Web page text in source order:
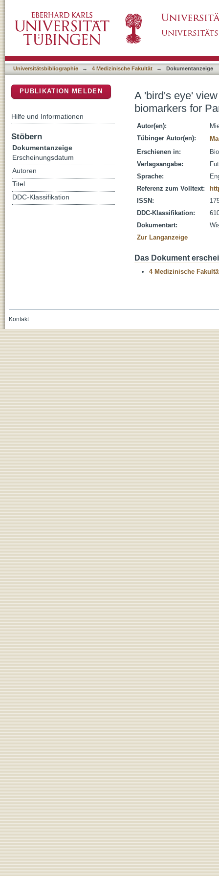
disease
Universitätsbibliographie → 4 Medizinische Fakultät → Dokumentanzeige
A 'bird's eye'
biomarkers for
Autor(en):
Tübinger Autor(en):
Erschienen in:
Verlagsangabe:
Sprache:
Referenz zum Volltext:
ISSN:
DDC-Klassifikation:
Dokumentart:
Zur Langanzeige
Das Dokument
4 Medizinische
PUBLIKATION MELDEN
Hilfe und Informationen
Stöbern
Dokumentanzeige
Erscheinungsdatum
Autoren
Titel
DDC-Klassifikation
Kontakt